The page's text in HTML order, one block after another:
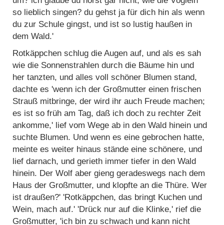
so lieblich singen? du gehst ja für dich hin als wenn
du zur Schule gingst, und ist so lustig haußen in
dem Wald.'
Rotkäppchen schlug die Augen auf, und als es sah
wie die Sonnenstrahlen durch die Bäume hin und
her tanzten, und alles voll schöner Blumen stand,
dachte es 'wenn ich der Großmutter einen frischen
Strauß mitbringe, der wird ihr auch Freude machen;
es ist so früh am Tag, daß ich doch zu rechter Zeit
ankomme,' lief vom Wege ab in den Wald hinein und
suchte Blumen. Und wenn es eine gebrochen hatte,
meinte es weiter hinaus stände eine schönere, und
lief darnach, und gerieth immer tiefer in den Wald
hinein. Der Wolf aber gieng geradeswegs nach dem
Haus der Großmutter, und klopfte an die Thüre. Wer
ist draußen?' 'Rotkäppchen, das bringt Kuchen und
Wein, mach auf.' 'Drück nur auf die Klinke,' rief die
Großmutter, 'ich bin zu schwach und kann nicht